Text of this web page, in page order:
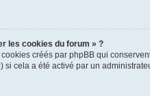
les cookies du forum » ?
créés par phpBB qui
si cela a été activé par un